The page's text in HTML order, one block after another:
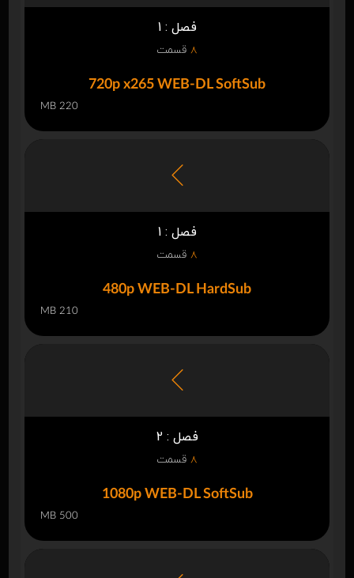
فصل : 1
8 قسمت
720p x265 WEB-DL SoftSub
220 MB
فصل : 1
8 قسمت
480p WEB-DL HardSub
210 MB
فصل : 2
8 قسمت
1080p WEB-DL SoftSub
500 MB